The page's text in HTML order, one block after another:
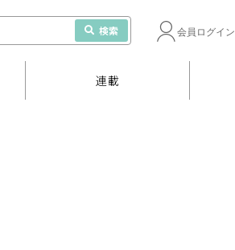
検索 会員ログイン
連載